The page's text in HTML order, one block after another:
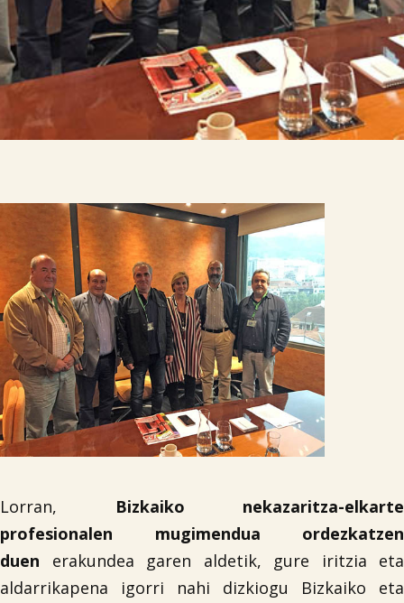
Lorran,
Bizkaiko nekazaritza-elkarte
profesionalen mugimendua ordezkatzen
duen erakundea garen aldetik, gure iritzia eta
aldarrikapena igorri nahi dizkiogu Bizkaiko eta